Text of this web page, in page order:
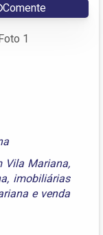
Comente
Vila Mariana,
, imobiliárias
e venda